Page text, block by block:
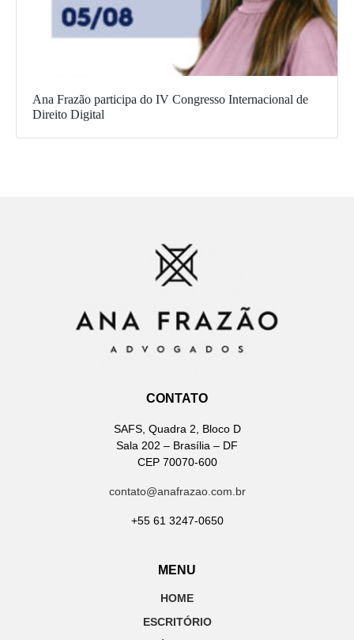
Ana Frazão participa do IV Congresso Internacional de
Direito Digital
CONTATO
SAFS, Quadra 2, Bloco D
Sala 202 – Brasília – DF
CEP 70070-600
contato@anafrazao.com.br
+55 61 3247-0650
MENU
HOME
ESCRITÓRIO